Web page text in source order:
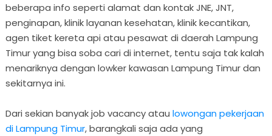
beberapa info seperti alamat dan kontak JNE, JNT,
penginapan, klinik layanan kesehatan, klinik kecantikan,
agen tiket kereta api atau pesawat di daerah Lampung
Timur yang bisa soba cari di internet, tentu saja tak kalah
menariknya dengan lowker kawasan Lampung Timur dan
sekitarnya ini.
Dari sekian banyak job vacancy atau lowongan pekerjaan
di Lampung Timur, barangkali saja ada yang